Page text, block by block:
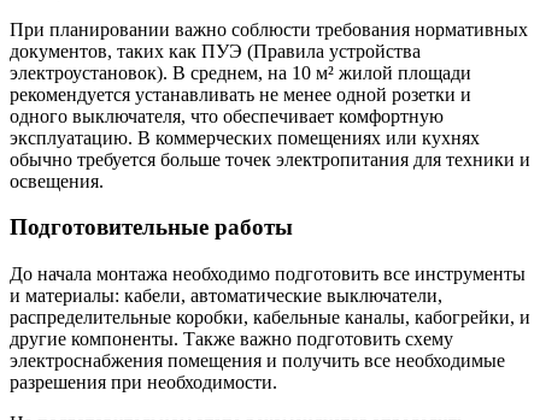
При планировании важно соблюсти требования нормативных
документов, таких как ПУЭ (Правила устройства
электроустановок). В среднем, на 10 м² жилой площади
рекомендуется устанавливать не менее одной розетки и
одного выключателя, что обеспечивает комфортную
эксплуатацию. В коммерческих помещениях или кухнях
обычно требуется больше точек электропитания для техники и
освещения.
Подготовительные работы
До начала монтажа необходимо подготовить все инструменты
и материалы: кабели, автоматические выключатели,
распределительные коробки, кабельные каналы, кабогрейки, и
другие компоненты. Также важно подготовить схему
электроснабжения помещения и получить все необходимые
разрешения при необходимости.